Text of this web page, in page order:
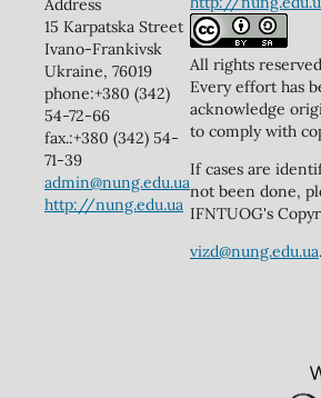
Address
15 Karpatska Street
Ivano-Frankivsk
Ukraine, 76019
phone:+380 (342)
54-72-66
fax.:+380 (342) 54-
71-39
admin@nung.edu.ua
http://nung.edu.ua
All rights
Every effort has
acknowledge
to comply with
If cases are
not been done,
IFNTUOG's
vizd@nung.edu.ua.